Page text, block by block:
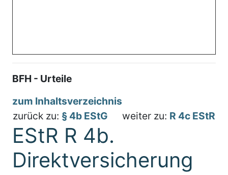
BFH - Urteile
zum Inhaltsverzeichnis
zurück zu: § 4b EStG weiter zu: R 4c EStR
EStR R 4b.
Direktversicherung